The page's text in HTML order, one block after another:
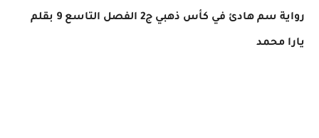
رواية سم هادئ في كأس ذهبي ج2 الفصل التاسع 9 بقلم
يارا محمد